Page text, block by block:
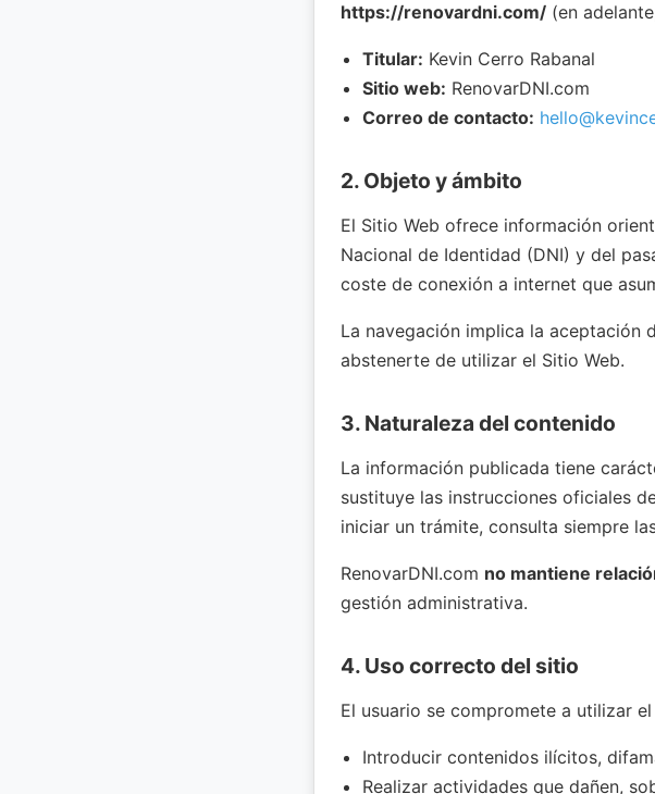
https://renovardni.com/ (en
Titular: Kevin Cerro Rabanal
Sitio web: RenovarDNI.com
Correo de contacto:
2. Objeto y ámbito
El Sitio Web ofrece información
Nacional de Identidad (DNI) y del
coste de conexión a internet que
La navegación implica la aceptación
abstenerte de utilizar el Sitio Web.
3. Naturaleza del contenido
La información publicada tiene
sustituye las instrucciones oficiales
iniciar un trámite, consulta siempre
RenovarDNI.com no mantiene
gestión administrativa.
4. Uso correcto del sitio
El usuario se compromete a utilizar
Introducir contenidos ilícitos,
Realizar actividades que dañen,